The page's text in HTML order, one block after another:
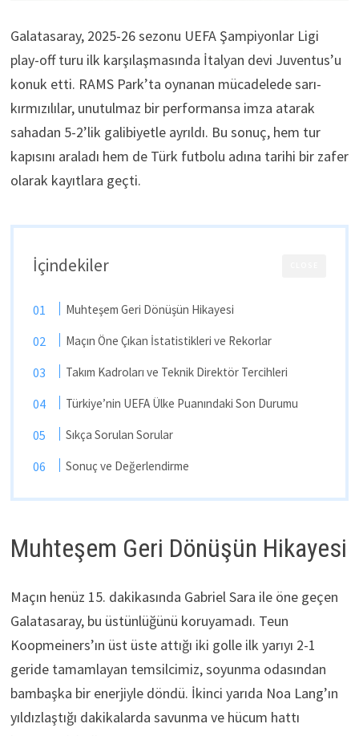
Galatasaray, 2025-26 sezonu UEFA Şampiyonlar Ligi
play-off turu ilk karşılaşmasında İtalyan devi Juventus’u
konuk etti. RAMS Park’ta oynanan mücadelede sarı-
kırmızılılar, unutulmaz bir performansa imza atarak
sahadan 5-2’lik galibiyetle ayrıldı. Bu sonuç, hem tur
kapısını araladı hem de Türk futbolu adına tarihi bir zafer
olarak kayıtlara geçti.
İçindekiler
Muhteşem Geri Dönüşün Hikayesi
Maçın Öne Çıkan İstatistikleri ve Rekorlar
Takım Kadroları ve Teknik Direktör Tercihleri
Türkiye’nin UEFA Ülke Puanındaki Son Durumu
Sıkça Sorulan Sorular
Sonuç ve Değerlendirme
Muhteşem Geri Dönüşün Hikayesi
Maçın henüz 15. dakikasında Gabriel Sara ile öne geçen
Galatasaray, bu üstünlüğünü koruyamadı. Teun
Koopmeiners’ın üst üste attığı iki golle ilk yarıyı 2-1
geride tamamlayan temsilcimiz, soyunma odasından
bambaşka bir enerjiyle döndü. İkinci yarıda Noa Lang’ın
yıldızlaştığı dakikalarda savunma ve hücum hattı